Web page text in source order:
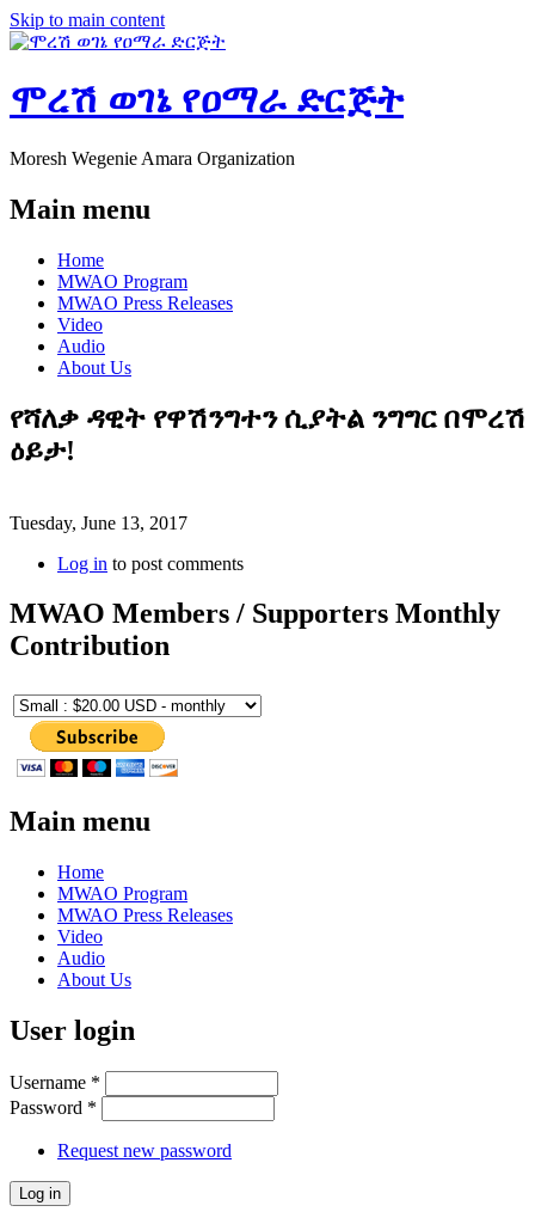
Skip to main content
ሞረሽ ወገኔ የዐማራ ድርጅት
Moresh Wegenie Amara Organization
Main menu
Home
MWAO Program
MWAO Press Releases
Video
Audio
About Us
የሻለቃ ዳዊት የዋሽንግተን ሲያትል ንግግር በሞረሽ
ዕይታ!
Tuesday, June 13, 2017
Log in to post comments
MWAO Members / Supporters Monthly
Contribution
Main menu
Home
MWAO Program
MWAO Press Releases
Video
Audio
About Us
User login
Username *
Password *
Request new password